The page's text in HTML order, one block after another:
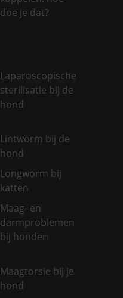
doe je dat?
Laparoscopische
sterilisatie bij de
hond
Lintworm bij de
hond
Longworm bij
katten
Maag- en
darmproblemen
bij honden
Maagtorsie bij je
hond